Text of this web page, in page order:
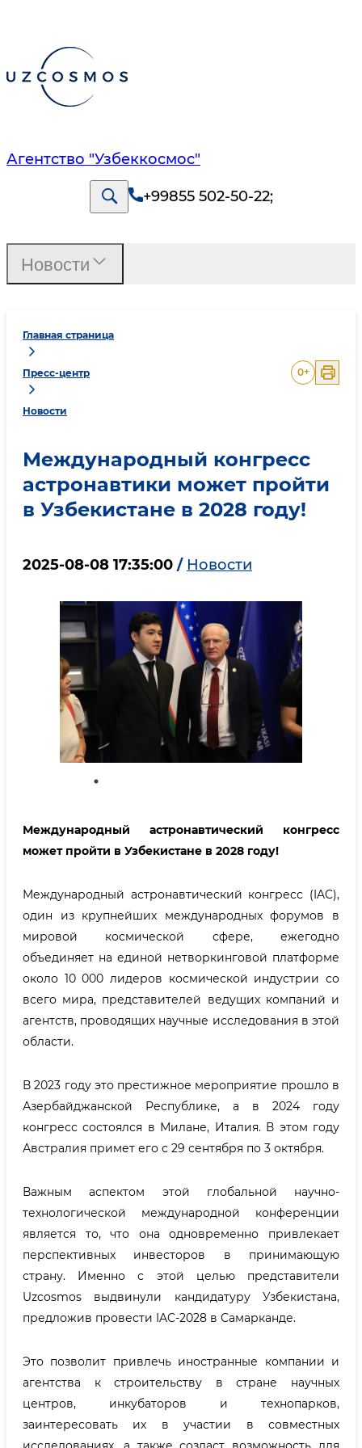
Агентство "Узбеккосмос"
+99855 502-50-22;
Главная страница
Пресс-центр
Новости
0+
Международный конгресс
астронавтики может пройти
в Узбекистане в 2028 году!
2025-08-08 17:35:00 / Новости
Международный астронавтический конгресс
может пройти в Узбекистане в 2028 году!
Международный астронавтический конгресс (IAC),
один из крупнейших международных форумов в
мировой космической сфере, ежегодно
объединяет на единой нетворкинговой платформе
около 10 000 лидеров космической индустрии со
всего мира, представителей ведущих компаний и
агентств, проводящих научные исследования в этой
области.
В 2023 году это престижное мероприятие прошло в
Азербайджанской Республике, а в 2024 году
конгресс состоялся в Милане, Италия. В этом году
Австралия примет его с 29 сентября по 3 октября.
Важным аспектом этой глобальной научно-
технологической международной конференции
является то, что она одновременно привлекает
перспективных инвесторов в принимающую
страну. Именно с этой целью представители
Uzcosmos выдвинули кандидатуру Узбекистана,
предложив провести IAC-2028 в Самарканде.
Это позволит привлечь иностранные компании и
агентства к строительству в стране научных
центров, инкубаторов и технопарков,
заинтересовать их в участии в совместных
Новости